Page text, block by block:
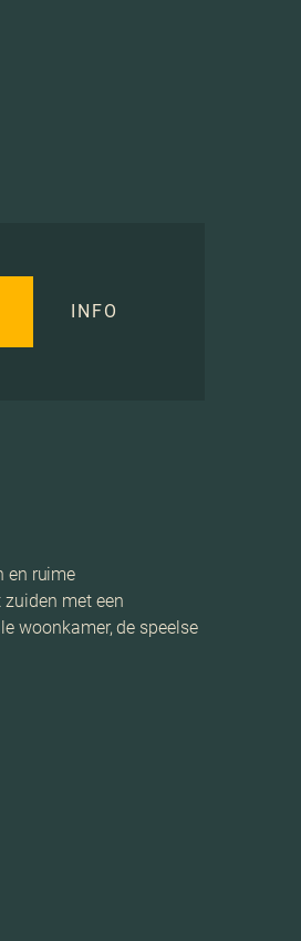
INFO
en ruime
met een
woonkamer, de speelse